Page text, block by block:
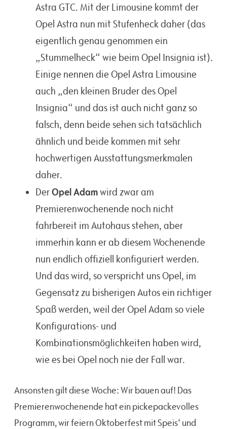
Astra GTC. Mit der Limousine kommt der
Opel Astra nun mit Stufenheck daher (das
eigentlich genau genommen ein
„Stummelheck“ wie beim Opel Insignia ist).
Einige nennen die Opel Astra Limousine
auch „den kleinen Bruder des Opel
Insignia“ und das ist auch nicht ganz so
falsch, denn beide sehen sich tatsächlich
ähnlich und beide kommen mit sehr
hochwertigen Ausstattungsmerkmalen
daher.
DerOpel Adamwird zwar am
Premierenwochenende noch nicht
fahrbereit im Autohaus stehen, aber
immerhin kann er ab diesem Wochenende
nun endlich offiziell konfiguriert werden.
Und das wird, so verspricht uns Opel, im
Gegensatz zu bisherigen Autos ein richtiger
Spaß werden, weil der Opel Adam so viele
Konfigurations- und
Kombinationsmöglichkeiten haben wird,
wie es bei Opel noch nie der Fall war.
Ansonsten gilt diese Woche: Wir bauen auf! Das
Premierenwochenende hat ein pickepackevolles
Programm, wir feiern Oktoberfest mit Speis‘ und